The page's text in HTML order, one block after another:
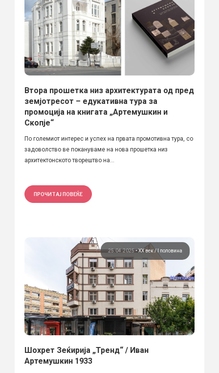
Втора прошетка низ архитектурата од пред
земјотресот – едукативна тура за
промоција на книгата „Артемушкин и
Скопје“
По големиот интерес и успех на првата промотивна тура, со
задоволство ве покануваме на нова прошетка низ
архитектонското творештво на...
ПРОЧИТАЈ ПОВЕЌЕ
25.04.2025•ХХ век / I половина
Шохрет Зеќирија „Тренд“ / Иван
Артемушкин 1933